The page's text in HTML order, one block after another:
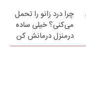
چرا درد زانو را تحمل
می‌کنی؟ خیلی ساده
درمنزل درمانش کن